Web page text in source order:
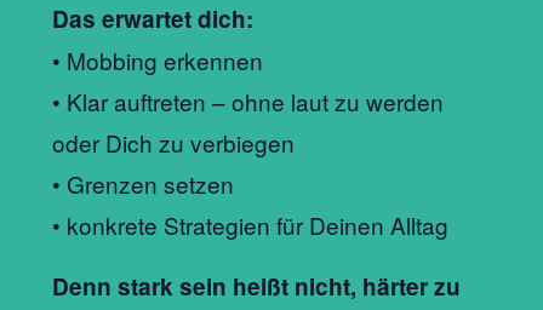
Das erwartet dich:
• Mobbing erkennen
• Klar auftreten – ohne laut zu werden
oder Dich zu verbiegen
• Grenzen setzen
• konkrete Strategien für Deinen Alltag
Denn stark sein heißt nicht, härter zu